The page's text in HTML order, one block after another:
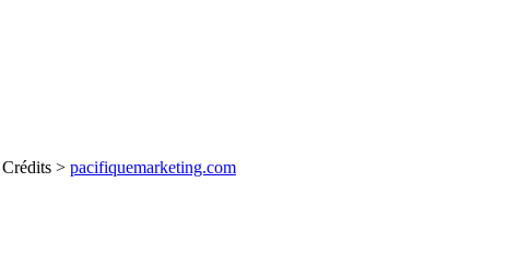
Crédits > pacifiquemarketing.com